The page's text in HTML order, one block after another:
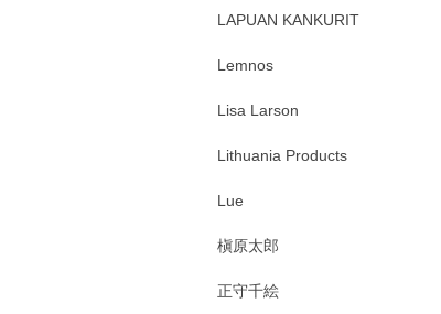
LAPUAN KANKURIT
Lemnos
Lisa Larson
Lithuania Products
Lue
槇原太郎
正守千絵